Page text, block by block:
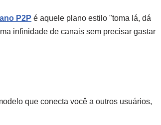
P2P é aquele plano estilo "toma lá, dá
infinidade de canais sem precisar gastar
que conecta você a outros usuários,